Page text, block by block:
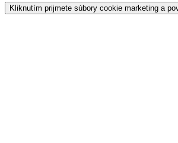
Kliknutím prijmete súbory cookie marketing a